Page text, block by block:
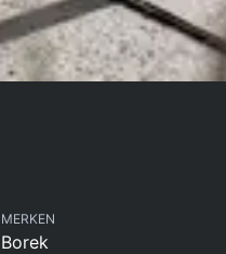
MERKEN
Borek